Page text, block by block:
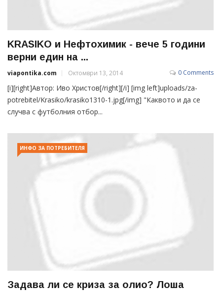
KRASIKO и Нефтохимик - вече 5 години
верни един на ...
viapontika.com Октомври 13, 2014 0 Comments
[i][right]Автор: Иво Христов[/right][/i] [img left]uploads/za-
potrebitel/Krasiko/krasiko1310-1.jpg[/img] "Каквото и да се
случва с футболния отбор...
ИНФО ЗА ПОТРЕБИТЕЛЯ
Задава ли се криза за олио? Лоша